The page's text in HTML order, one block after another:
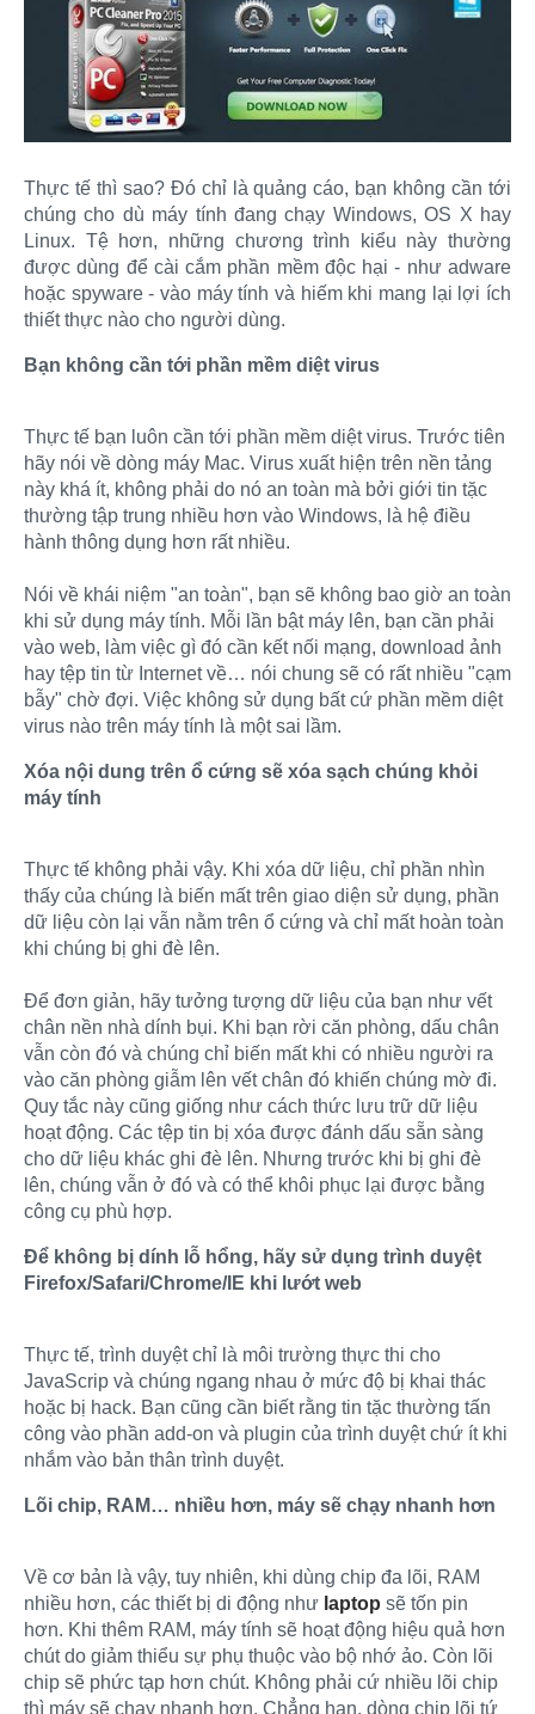
Thực tế thì sao? Đó chỉ là quảng cáo, bạn không cần tới
chúng cho dù máy tính đang chạy Windows, OS X hay
Linux. Tệ hơn, những chương trình kiểu này thường
được dùng để cài cắm phần mềm độc hại - như adware
hoặc spyware - vào máy tính và hiếm khi mang lại lợi ích
thiết thực nào cho người dùng.
Bạn không cần tới phần mềm diệt virus
Thực tế bạn luôn cần tới phần mềm diệt virus. Trước tiên
hãy nói về dòng máy Mac. Virus xuất hiện trên nền tảng
này khá ít, không phải do nó an toàn mà bởi giới tin tặc
thường tập trung nhiều hơn vào Windows, là hệ điều
hành thông dụng hơn rất nhiều.
Nói về khái niệm "an toàn", bạn sẽ không bao giờ an toàn
khi sử dụng máy tính. Mỗi lần bật máy lên, bạn cần phải
vào web, làm việc gì đó cần kết nối mạng, download ảnh
hay tệp tin từ Internet về… nói chung sẽ có rất nhiều "cạm
bẫy" chờ đợi. Việc không sử dụng bất cứ phần mềm diệt
virus nào trên máy tính là một sai lầm.
Xóa nội dung trên ổ cứng sẽ xóa sạch chúng khỏi
máy tính
Thực tế không phải vậy. Khi xóa dữ liệu, chỉ phần nhìn
thấy của chúng là biến mất trên giao diện sử dụng, phần
dữ liệu còn lại vẫn nằm trên ổ cứng và chỉ mất hoàn toàn
khi chúng bị ghi đè lên.
Để đơn giản, hãy tưởng tượng dữ liệu của bạn như vết
chân nền nhà dính bụi. Khi bạn rời căn phòng, dấu chân
vẫn còn đó và chúng chỉ biến mất khi có nhiều người ra
vào căn phòng giẫm lên vết chân đó khiến chúng mờ đi.
Quy tắc này cũng giống như cách thức lưu trữ dữ liệu
hoạt động. Các tệp tin bị xóa được đánh dấu sẵn sàng
cho dữ liệu khác ghi đè lên. Nhưng trước khi bị ghi đè
lên, chúng vẫn ở đó và có thể khôi phục lại được bằng
công cụ phù hợp.
Để không bị dính lỗ hổng, hãy sử dụng trình duyệt
Firefox/Safari/Chrome/IE khi lướt web
Thực tế, trình duyệt chỉ là môi trường thực thi cho
JavaScrip và chúng ngang nhau ở mức độ bị khai thác
hoặc bị hack. Bạn cũng cần biết rằng tin tặc thường tấn
công vào phần add-on và plugin của trình duyệt chứ ít khi
nhắm vào bản thân trình duyệt.
Lõi chip, RAM… nhiều hơn, máy sẽ chạy nhanh hơn
Về cơ bản là vậy, tuy nhiên, khi dùng chip đa lõi, RAM
nhiều hơn, các thiết bị di động như laptop sẽ tốn pin
hơn. Khi thêm RAM, máy tính sẽ hoạt động hiệu quả hơn
chút do giảm thiểu sự phụ thuộc vào bộ nhớ ảo. Còn lõi
chip sẽ phức tạp hơn chút. Không phải cứ nhiều lõi chip
thì máy sẽ chạy nhanh hơn. Chẳng hạn, dòng chip lõi tứ